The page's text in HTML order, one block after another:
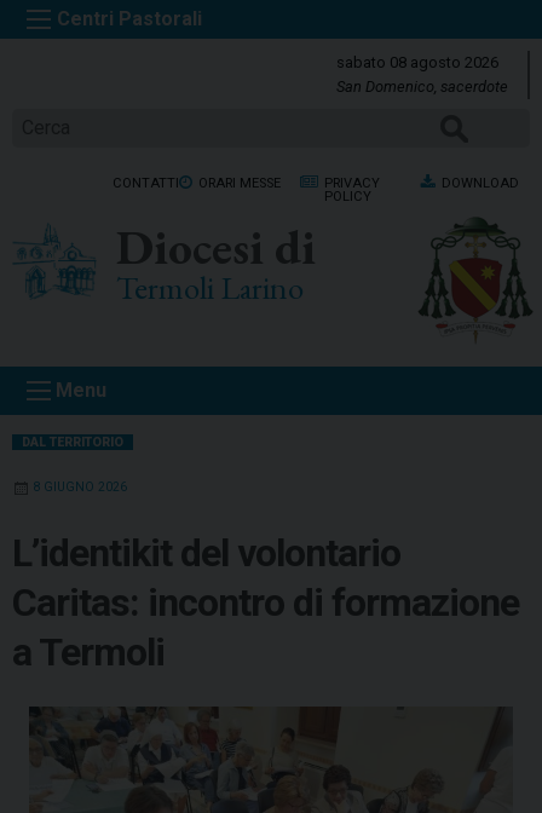
k
t
sabato 08 agosto 2026
San Domenico, sacerdote
CONTATTI ORARI MESSE
PRIVACY
POLICY
DOWNLOAD
Diocesi di
Termoli Larino
Menu
DAL TERRITORIO
8 GIUGNO 2026
L’identikit del volontario
Caritas: incontro di formazione
a Termoli